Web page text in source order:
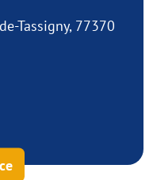
Tassigny, 77370